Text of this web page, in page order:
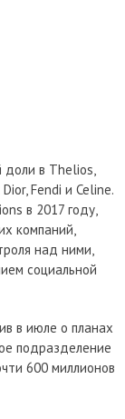
доли в Thelios,
Fendi и Celine.
в 2017 году,
компаний,
над ними,
социальной
в июле о планах
подразделение
600 миллионов